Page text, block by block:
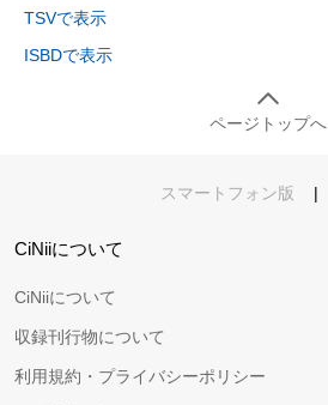
TSVで表示
ISBDで表示
ページトップへ
スマートフォン版 |
CiNiiについて
CiNiiについて
収録刊行物について
利用規約・プライバシーポリシー